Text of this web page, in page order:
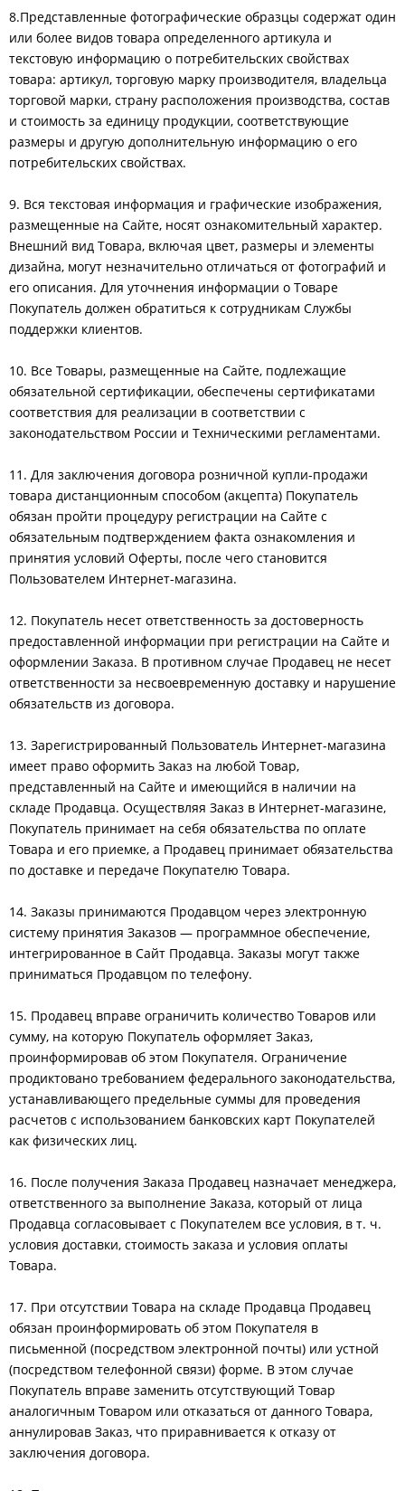
8.Представленные фотографические образцы содержат один
или более видов товара определенного артикула и
текстовую информацию о потребительских свойствах
товара: артикул, торговую марку производителя, владельца
торговой марки, страну расположения производства, состав
и стоимость за единицу продукции, соответствующие
размеры и другую дополнительную информацию о его
потребительских свойствах.
9. Вся текстовая информация и графические изображения,
размещенные на Сайте, носят ознакомительный характер.
Внешний вид Товара, включая цвет, размеры и элементы
дизайна, могут незначительно отличаться от фотографий и
его описания. Для уточнения информации о Товаре
Покупатель должен обратиться к сотрудникам Службы
поддержки клиентов.
10. Все Товары, размещенные на Сайте, подлежащие
обязательной сертификации, обеспечены сертификатами
соответствия для реализации в соответствии с
законодательством России и Техническими регламентами.
11. Для заключения договора розничной купли-продажи
товара дистанционным способом (акцепта) Покупатель
обязан пройти процедуру регистрации на Сайте с
обязательным подтверждением факта ознакомления и
принятия условий Оферты, после чего становится
Пользователем Интернет-магазина.
12. Покупатель несет ответственность за достоверность
предоставленной информации при регистрации на Сайте и
оформлении Заказа. В противном случае Продавец не несет
ответственности за несвоевременную доставку и нарушение
обязательств из договора.
13. Зарегистрированный Пользователь Интернет-магазина
имеет право оформить Заказ на любой Товар,
представленный на Сайте и имеющийся в наличии на
складе Продавца. Осуществляя Заказ в Интернет-магазине,
Покупатель принимает на себя обязательства по оплате
Товара и его приемке, а Продавец принимает обязательства
по доставке и передаче Покупателю Товара.
14. Заказы принимаются Продавцом через электронную
систему принятия Заказов — программное обеспечение,
интегрированное в Сайт Продавца. Заказы могут также
приниматься Продавцом по телефону.
15. Продавец вправе ограничить количество Товаров или
сумму, на которую Покупатель оформляет Заказ,
проинформировав об этом Покупателя. Ограничение
продиктовано требованием федерального законодательства,
устанавливающего предельные суммы для проведения
расчетов с использованием банковских карт Покупателей
как физических лиц.
16. После получения Заказа Продавец назначает менеджера,
ответственного за выполнение Заказа, который от лица
Продавца согласовывает с Покупателем все условия, в т. ч.
условия доставки, стоимость заказа и условия оплаты
Товара.
17. При отсутствии Товара на складе Продавца Продавец
обязан проинформировать об этом Покупателя в
письменной (посредством электронной почты) или устной
(посредством телефонной связи) форме. В этом случае
Покупатель вправе заменить отсутствующий Товар
аналогичным Товаром или отказаться от данного Товара,
аннулировав Заказ, что приравнивается к отказу от
заключения договора.